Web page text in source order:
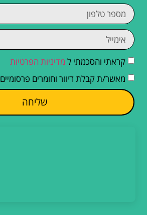
קראתי והסכמתי ל מדיניות הפרטיות
מאשר/ת קבלת דיוור וחומרים פרסומיים
שליחה